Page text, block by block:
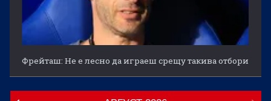
Фрейташ: Не е лесно да играеш срещу такива отбори